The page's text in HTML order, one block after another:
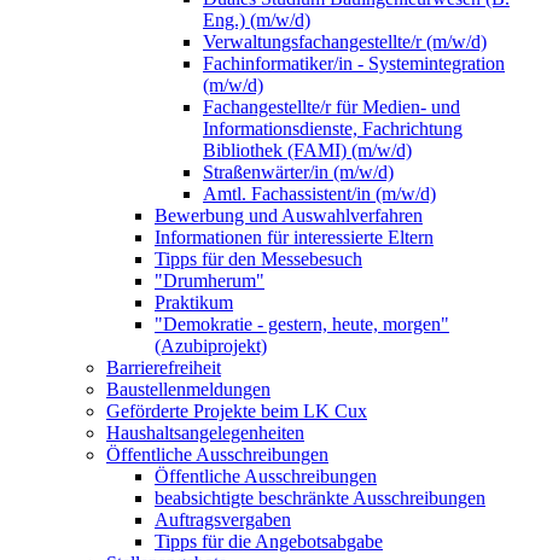
Eng.) (m/w/d)
Verwaltungsfachangestellte/r (m/w/d)
Fachinformatiker/in - Systemintegration
(m/w/d)
Fachangestellte/r für Medien- und
Informationsdienste, Fachrichtung
Bibliothek (FAMI) (m/w/d)
Straßenwärter/in (m/w/d)
Amtl. Fachassistent/in (m/w/d)
Bewerbung und Auswahlverfahren
Informationen für interessierte Eltern
Tipps für den Messebesuch
"Drumherum"
Praktikum
"Demokratie - gestern, heute, morgen"
(Azubiprojekt)
Barrierefreiheit
Baustellenmeldungen
Geförderte Projekte beim LK Cux
Haushaltsangelegenheiten
Öffentliche Ausschreibungen
Öffentliche Ausschreibungen
beabsichtigte beschränkte Ausschreibungen
Auftragsvergaben
Tipps für die Angebotsabgabe